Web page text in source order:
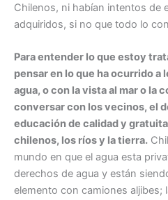
Chilenos, ni habían intentos de
adquiridos, si no que todo lo
Para entender lo que estoy
pensar en lo que ha ocurrido a
agua, o con la vista al mar o la
conversar con los vecinos, el
educación de calidad y
chilenos, los ríos y la tierra.
mundo en que el agua esta
derechos de agua y están
elemento con camiones aljibes;